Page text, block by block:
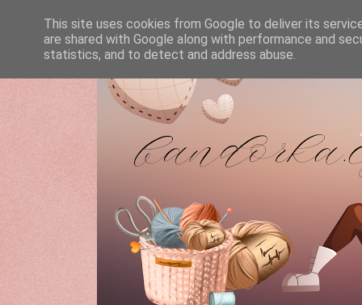
This site uses cookies from Google to deliver its
are shared with Google along with performance and
statistics, and to detect and address abuse.